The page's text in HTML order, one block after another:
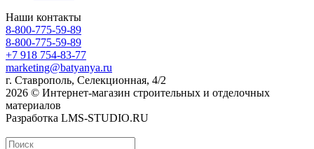
Наши контакты
8-800-775-59-89
8-800-775-59-89
+7 918 754-83-77
marketing@batyanya.ru
г. Ставрополь, Селекционная, 4/2
2026 © Интернет-магазин строительных и отделочных
материалов
Разработка LMS-STUDIO.RU